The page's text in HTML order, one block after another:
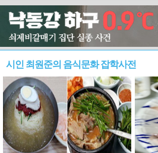
시인 최원준의 음식문화 잡학사전